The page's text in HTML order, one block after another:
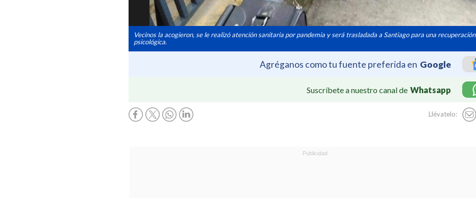
Vecinos la acogieron, se le realizó atención sanitaria por pandemia y será trasladada a Santiago para una recuperación
psicológica.
Agréganos como tu fuente preferida en Google
Suscríbete a nuestro canal de Whatsapp
Llévatelo: